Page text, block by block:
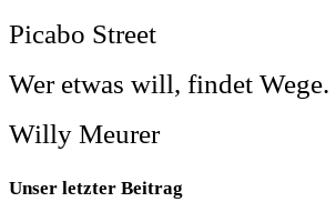
Picabo Street
Wer etwas will, findet
Willy Meurer
Unser letzter Beitrag